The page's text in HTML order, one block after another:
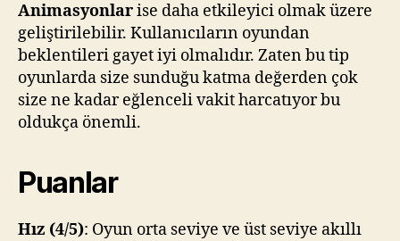
Animasyonlarise daha etkileyici olmak üzere
geliştirilebilir. Kullanıcıların oyundan
beklentileri gayet iyi olmalıdır. Zaten bu tip
oyunlarda size sunduğu katma değerden çok
size ne kadar eğlenceli vakit harcatıyor bu
oldukça önemli.
Puanlar
Hız (4/5): Oyun orta seviye ve üst seviye akıllı